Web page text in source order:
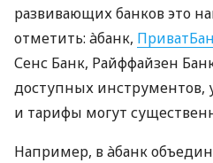
развивающих банков это
отметить: àбанк,
Сенс Банк, Райффайзен
доступных инструментов,
и тарифы могут
Например, в àбанк